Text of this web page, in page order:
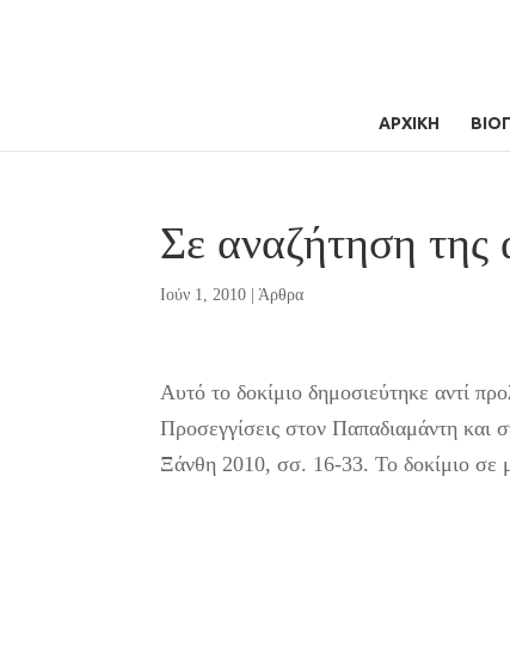
ΑΡΧΙΚΗ
Σε αναζήτηση της
Ιούν 1, 2010 |Άρθρα
Αυτό το δοκίμιο δημοσιεύτηκε αντί
Προσεγγίσεις στον Παπαδιαμάντη και
Ξάνθη 2010, σσ. 16-33. Το δοκίμιο